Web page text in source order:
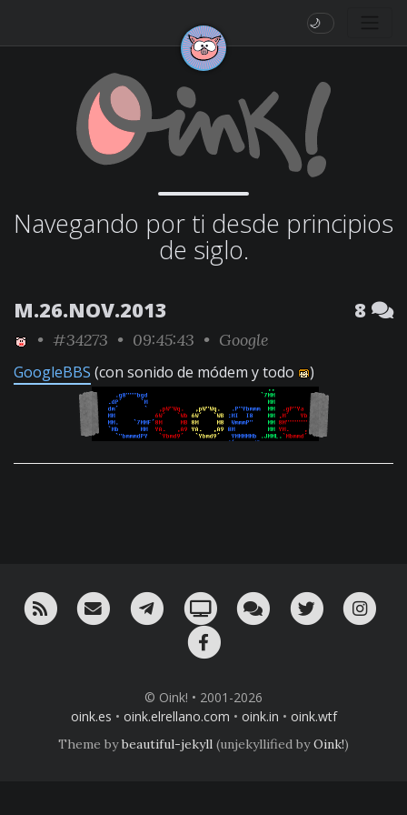
🌙
Navegando por ti desde principios
de siglo.
M.26.NOV.2013 8
• #34273 • 09:45:43 • Google
GoogleBBS (con sonido de módem y todo )
RSS ¡Mándame un email!¡Nuestro canal en Telegram!
Oink! TV Charla con nosotros
Twitter
© Oink! • 2001-2026
oink.es • oink.elrellano.com • oink.in • oink.wtf
Theme bybeautiful-jekyll (unjekyllified byOink!)